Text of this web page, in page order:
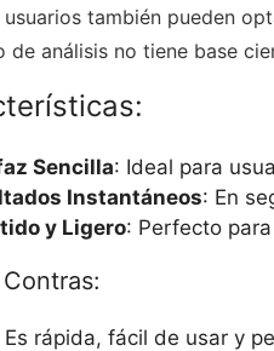
también pueden
de análisis no tiene base
Sencilla: Ideal para
Instantáneos: En
y Ligero: Perfecto
Es rápida, fácil de usar y